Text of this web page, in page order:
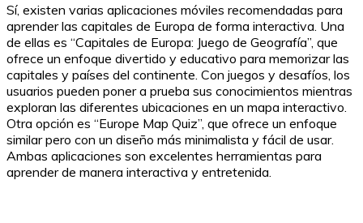
Sí, existen varias aplicaciones móviles recomendadas para
aprender las capitales de Europa de forma interactiva. Una
de ellas es “Capitales de Europa: Juego de Geografía”, que
ofrece un enfoque divertido y educativo para memorizar las
capitales y países del continente. Con juegos y desafíos, los
usuarios pueden poner a prueba sus conocimientos mientras
exploran las diferentes ubicaciones en un mapa interactivo.
Otra opción es “Europe Map Quiz”, que ofrece un enfoque
similar pero con un diseño más minimalista y fácil de usar.
Ambas aplicaciones son excelentes herramientas para
aprender de manera interactiva y entretenida.